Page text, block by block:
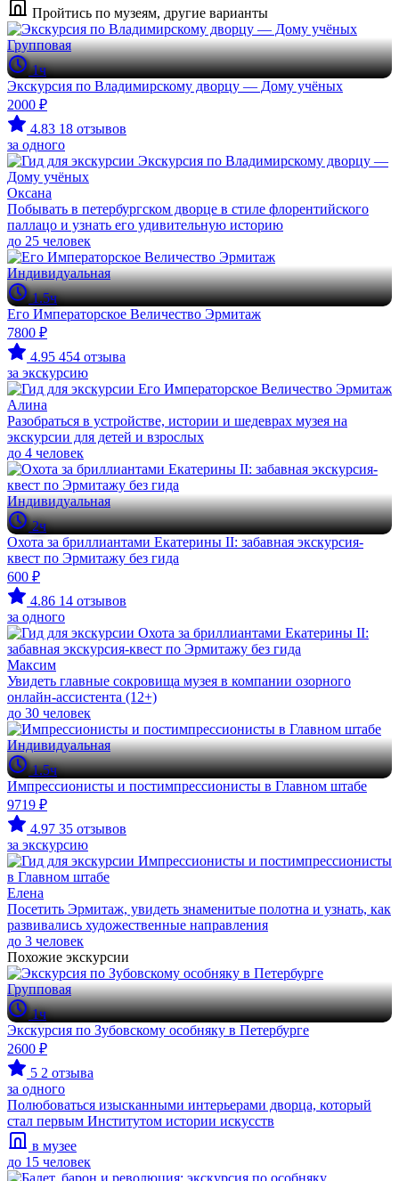
Пройтись по музеям, другие варианты
Групповая
1ч
Экскурсия по Владимирскому дворцу — Дому учёных
2000 ₽
4.83 18 отзывов
за одного
Оксана
Побывать в петербургском дворце в стиле флорентийского
паллацо и узнать его удивительную историю
до 25 человек
Индивидуальная
1.5ч
Его Императорское Величество Эрмитаж
7800 ₽
4.95 454 отзыва
за экскурсию
Алина
Разобраться в устройстве, истории и шедеврах музея на
экскурсии для детей и взрослых
до 4 человек
Индивидуальная
2ч
Охота за бриллиантами Екатерины II: забавная экскурсия-
квест по Эрмитажу без гида
600 ₽
4.86 14 отзывов
за одного
Максим
Увидеть главные сокровища музея в компании озорного
онлайн-ассистента (12+)
до 30 человек
Индивидуальная
1.5ч
Импрессионисты и постимпрессионисты в Главном штабе
9719 ₽
4.97 35 отзывов
за экскурсию
Елена
Посетить Эрмитаж, увидеть знаменитые полотна и узнать, как
развивались художественные направления
до 3 человек
Похожие экскурсии
Групповая
1ч
Экскурсия по Зубовскому особняку в Петербурге
2600 ₽
5 2 отзыва
за одного
Полюбоваться изысканными интерьерами дворца, который
стал первым Институтом истории искусств
в музее
до 15 человек